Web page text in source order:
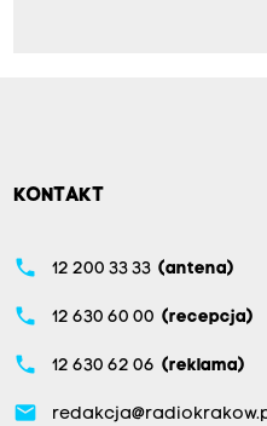
KONTAKT
phone 12 200 33 33 (antena)
phone 12 630 60 00 (recepcja)
phone 12 630 62 06 (reklama)
email